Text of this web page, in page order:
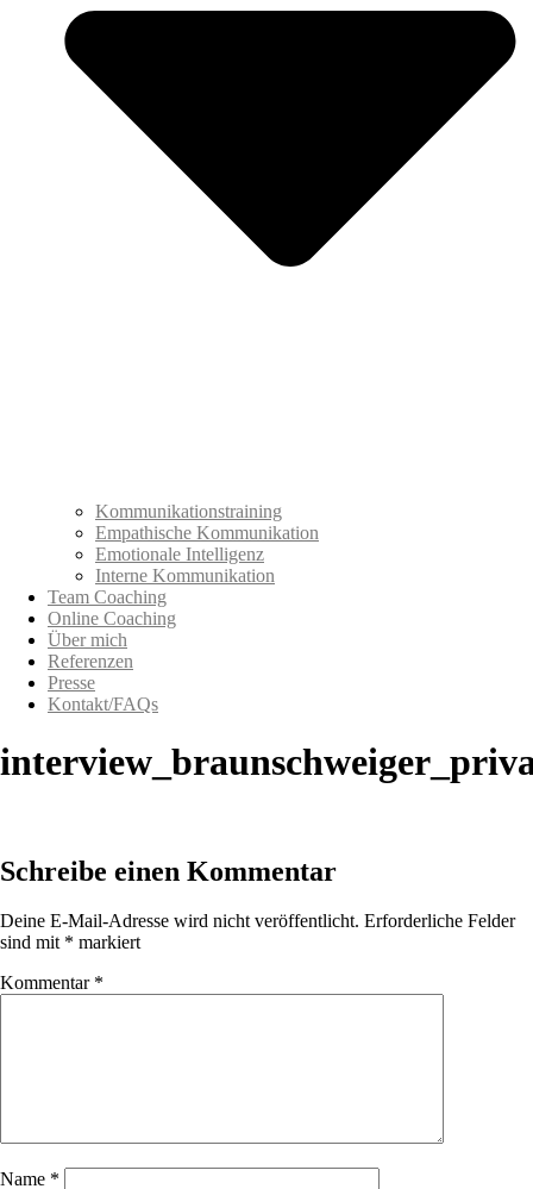
Kommunikationstraining
Empathische Kommunikation
Emotionale Intelligenz
Interne Kommunikation
Team Coaching
Online Coaching
Über mich
Referenzen
Presse
Kontakt/FAQs
Schreibe einen Kommentar
Deine E-Mail-Adresse wird nicht veröffentlicht. Erforderliche Felder
sind mit * markiert
Kommentar *
Name *